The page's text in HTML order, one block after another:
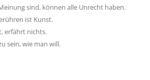
sind, können alle Unrecht haben.
ist Kunst.
erfährt nichts.
sein, wie man will.